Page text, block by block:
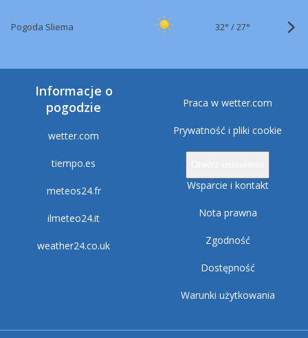
Pogoda Sliema 32° /27°
Informacje o
pogodzie
wetter.com
tiempo.es
meteos24.fr
ilmeteo24.it
weather24.co.uk
Praca w wetter.com
Prywatność i pliki cookie
Wsparcie i kontakt
Nota prawna
Zgodność
Dostępność
Warunki użytkowania